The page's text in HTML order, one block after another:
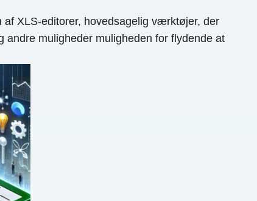
​​XLS-editorer, hovedsagelig værktøjer, der
andre muligheder muligheden for flydende at